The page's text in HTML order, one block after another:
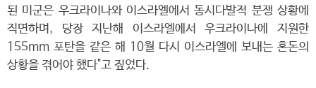
된 미군은 우크라이나와 이스라엘에서 동시다발적 분쟁 상황에
직면하며, 당장 지난해 이스라엘에서 우크라이나에 지원한
155mm 포탄을 같은 해 10월 다시 이스라엘에 보내는 혼돈의
상황을 겪어야 했다"고 짚었다.